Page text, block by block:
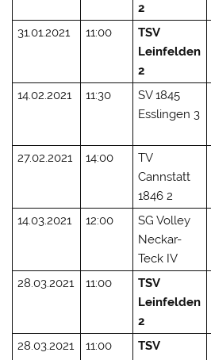
2
31.01.2021 11:00
TSV
Leinfelden
2
14.02.2021 11:30
SV 1845
Esslingen 3
27.02.2021 14:00
TV
Cannstatt
1846 2
14.03.2021 12:00
SG Volley
Neckar-
Teck IV
28.03.2021 11:00
TSV
Leinfelden
2
28.03.2021 11:00
TSV